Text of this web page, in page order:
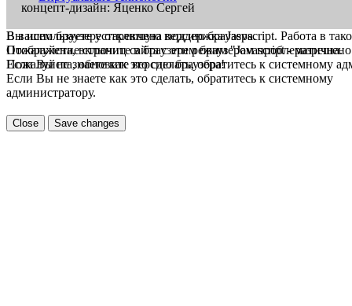
концепт-дизайн: Яценко Сергей
В вашем браузере отключена поддержка Jasvscript. Работа в
Пожалуйста, включите в браузере режим "Javascript -
Если Вы не знаете как это сделать, обратитесь к системному
Вы используете устаревшую версию браузера.
Отображение страниц сайта с этим браузером проблематична.
Пожалуйста, обновите версию браузера!
Если Вы не знаете как это сделать, обратитесь к системному
администратору.
Close Save changes